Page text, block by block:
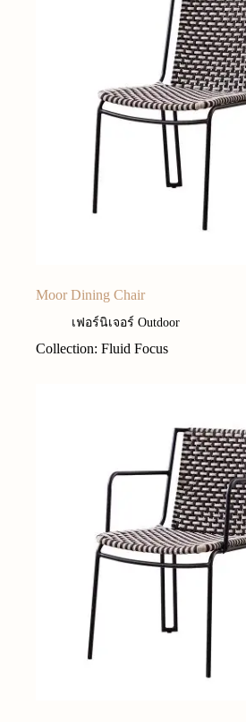
Moor Dining Chair
เฟอร์นิเจอร์ Outdoor
Collection: Fluid Focus